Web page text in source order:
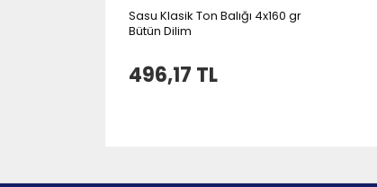
Sasu Klasik Ton Balığı 4x160 gr
Bütün Dilim
496,17 TL